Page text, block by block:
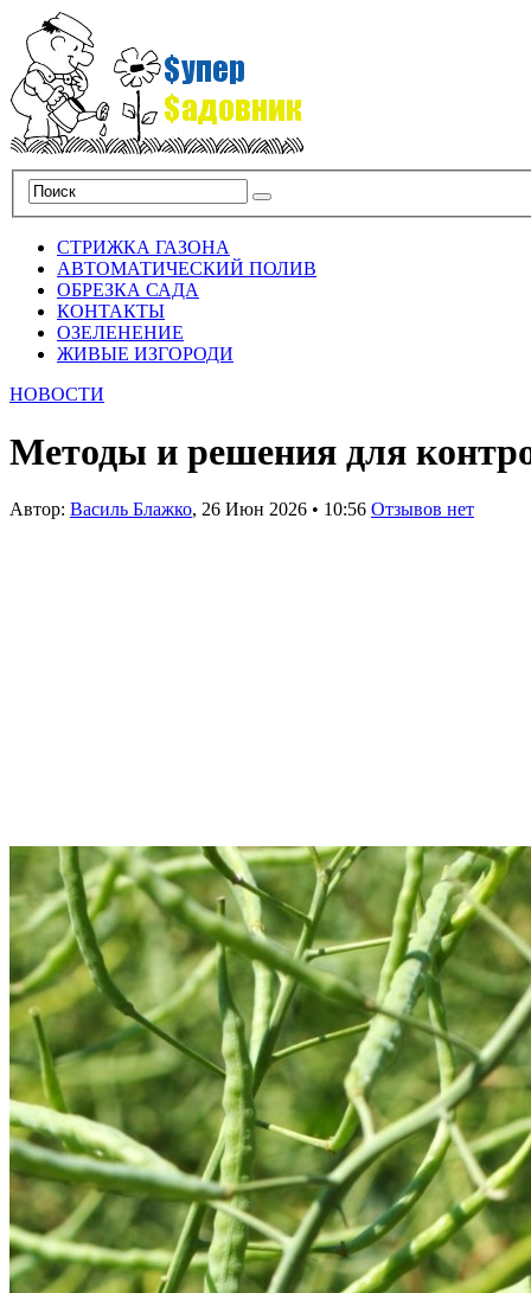
СТРИЖКА ГАЗОНА
АВТОМАТИЧЕСКИЙ ПОЛИВ
ОБРЕЗКА САДА
КОНТАКТЫ
ОЗЕЛЕНЕНИЕ
ЖИВЫЕ ИЗГОРОДИ
НОВОСТИ
Методы и решения для
Автор: Василь Блажко, 26 Июн 2026 • 10:56 Отзывов нет